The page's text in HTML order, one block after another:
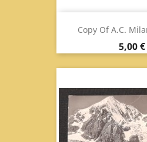
Copy Of A.C.
Prix
5,00 €